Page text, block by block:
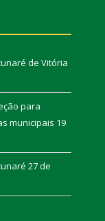
de Vitória
para
municipais 19
27 de